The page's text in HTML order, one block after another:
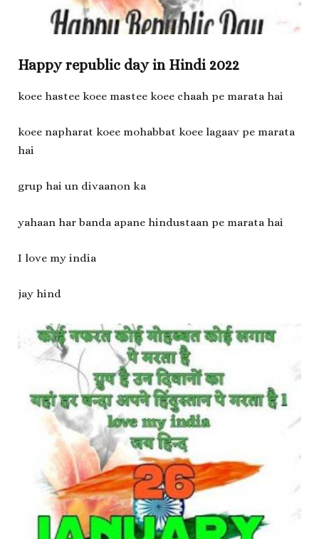
Happy republic day in Hindi 2022
koee hastee koee mastee koee chaah pe marata hai
koee napharat koee mohabbat koee lagaav pe marata
hai
grup hai un divaanon ka
yahaan har banda apane hindustaan pe marata hai
I love my india
jay hind